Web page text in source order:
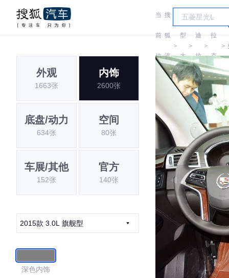
当
前
位
搜
狐
汽
车
＞
车
型
大
全
＞
凯
迪
拉
克
＞
迪
拉
克
(进
口)
＞
外观
1663张
内饰
2600张
底盘/动力
634张
空间
80张
车展/其他
152张
官方
140张
2015款 3.0L 旗舰型
深色内饰